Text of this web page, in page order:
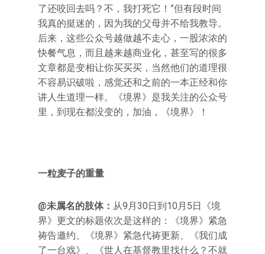
了还咬回去吗？不，我打死它！”但有段时间
我真的挺迷的，因为我的父母并不给我教导。
后来，这些公众号越做越不走心，一股浓浓的
快餐气息，而且越来越商业化，甚至写的很多
文章都是变相让你买买买，当然他们的道理很
不容易识破啦，感觉还和之前的一本正经和你
讲人生道理一样。《境界》是我关注的公众号
里，到现在都没变的，加油，《境界》！
一粒麦子的重量
@未属名的肢体： 从9月30日到10月5日《境
界》更文的标题依次是这样的：《境界》紧急
祷告邀约、《境界》紧急代祷更新、《我们成
了一台戏》、《世人在基督教里找什么？不就